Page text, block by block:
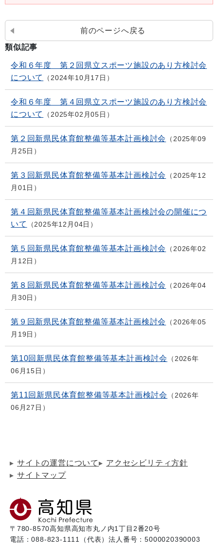
前のページへ戻る
類似記事
令和６年度 第２回県立スポーツ施設のあり方検討会
について
2024年10月17日
令和６年度 第４回県立スポーツ施設のあり方検討会
について
2025年02月05日
第２回新県民体育館整備等基本計画検討会
2025年09
月25日
第３回新県民体育館整備等基本計画検討会
2025年12
月01日
第４回新県民体育館整備等基本計画検討会の開催につ
いて
2025年12月04日
第５回新県民体育館整備等基本計画検討会
2026年02
月12日
第８回新県民体育館整備等基本計画検討会
2026年04
月30日
第９回新県民体育館整備等基本計画検討会
2026年05
月19日
第10回新県民体育館整備等基本計画検討会
2026年
06月15日
第11回新県民体育館整備等基本計画検討会
2026年
06月27日
サイトの運営について
アクセシビリティ方針
サイトマップ
〒780-8570高知県高知市丸ノ内1丁目2番20号
電話：088-823-1111（代表）法人番号：5000020390003